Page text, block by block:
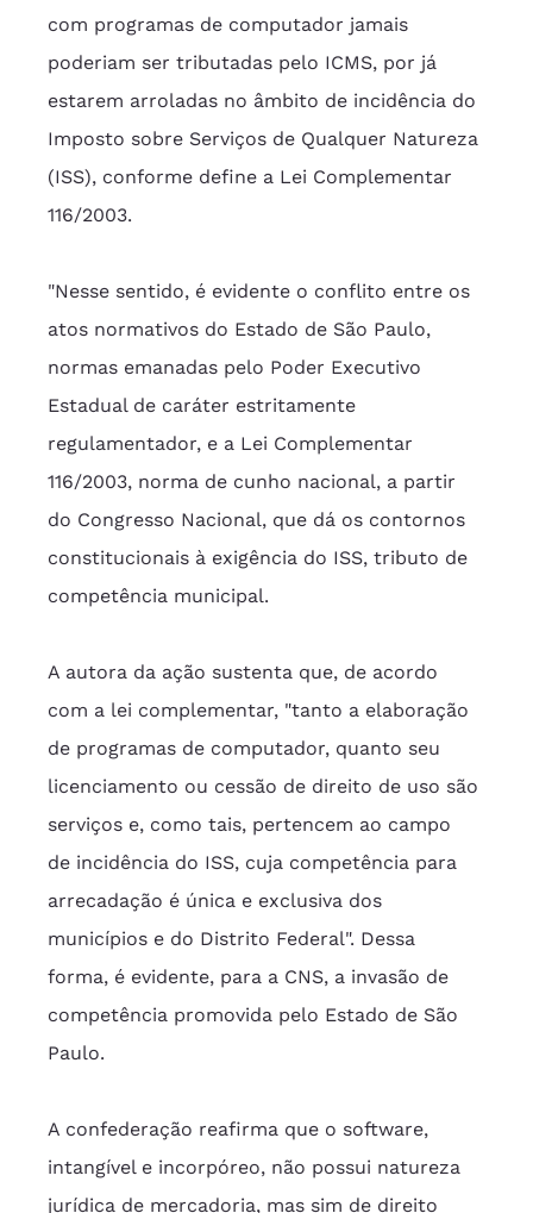
com programas de computador jamais
poderiam ser tributadas pelo ICMS, por já
estarem arroladas no âmbito de incidência do
Imposto sobre Serviços de Qualquer Natureza
(ISS), conforme define a Lei Complementar
116/2003.
"Nesse sentido, é evidente o conflito entre os
atos normativos do Estado de São Paulo,
normas emanadas pelo Poder Executivo
Estadual de caráter estritamente
regulamentador, e a Lei Complementar
116/2003, norma de cunho nacional, a partir
do Congresso Nacional, que dá os contornos
constitucionais à exigência do ISS, tributo de
competência municipal.
A autora da ação sustenta que, de acordo
com a lei complementar, "tanto a elaboração
de programas de computador, quanto seu
licenciamento ou cessão de direito de uso são
serviços e, como tais, pertencem ao campo
de incidência do ISS, cuja competência para
arrecadação é única e exclusiva dos
municípios e do Distrito Federal". Dessa
forma, é evidente, para a CNS, a invasão de
competência promovida pelo Estado de São
Paulo.
A confederação reafirma que o software,
intangível e incorpóreo, não possui natureza
jurídica de mercadoria, mas sim de direito